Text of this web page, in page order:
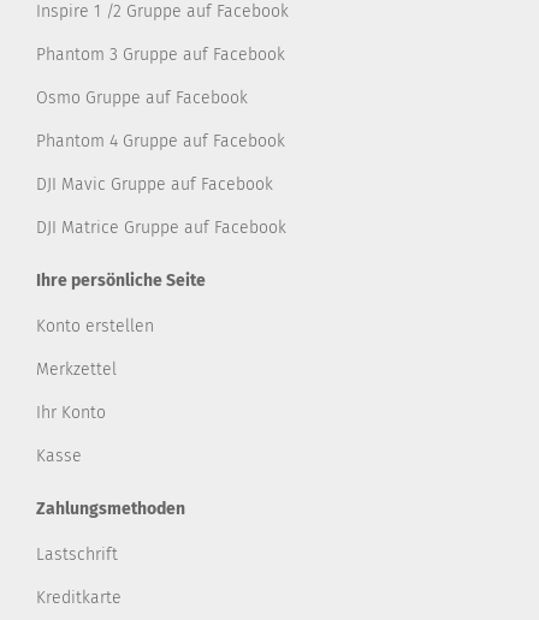
Inspire 1 /2 Gruppe auf Facebook
Phantom 3 Gruppe auf Facebook
Osmo Gruppe auf Facebook
Phantom 4 Gruppe auf Facebook
DJI Mavic Gruppe auf Facebook
DJI Matrice Gruppe auf Facebook
Ihre persönliche Seite
Konto erstellen
Merkzettel
Ihr Konto
Kasse
Zahlungsmethoden
Lastschrift
Kreditkarte